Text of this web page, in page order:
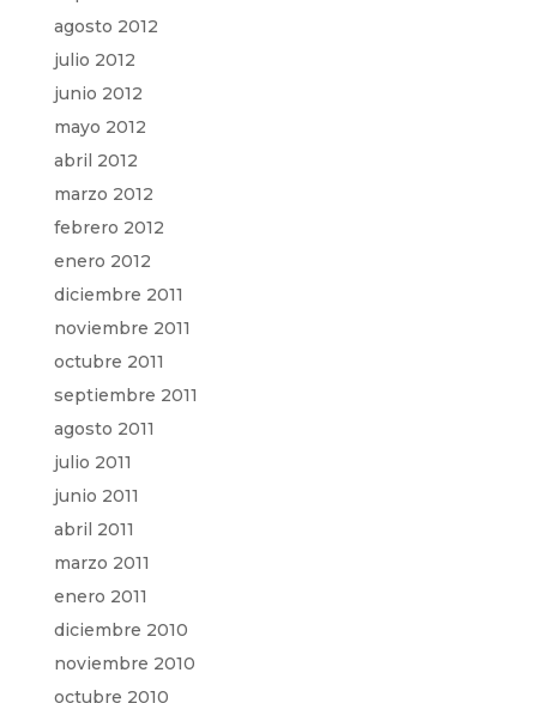
agosto 2012
julio 2012
junio 2012
mayo 2012
abril 2012
marzo 2012
febrero 2012
enero 2012
diciembre 2011
noviembre 2011
octubre 2011
septiembre 2011
agosto 2011
julio 2011
junio 2011
abril 2011
marzo 2011
enero 2011
diciembre 2010
noviembre 2010
octubre 2010